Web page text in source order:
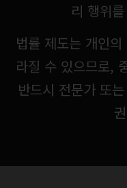
리 행위
법률 제도는 개인
라질 수 있으므로,
반드시 전문가 또